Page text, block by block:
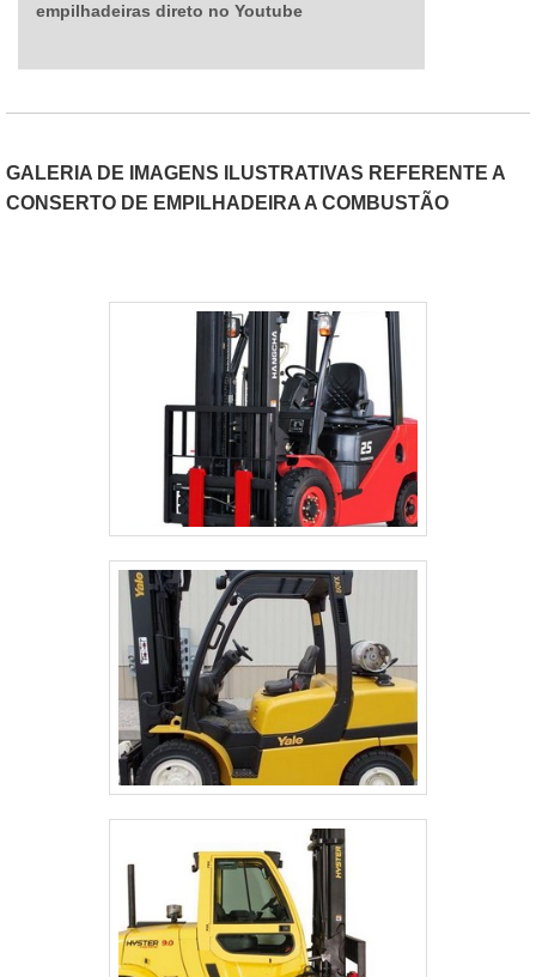
empilhadeiras direto no Youtube
GALERIA DE IMAGENS ILUSTRATIVAS REFERENTE A
CONSERTO DE EMPILHADEIRA A COMBUSTÃO